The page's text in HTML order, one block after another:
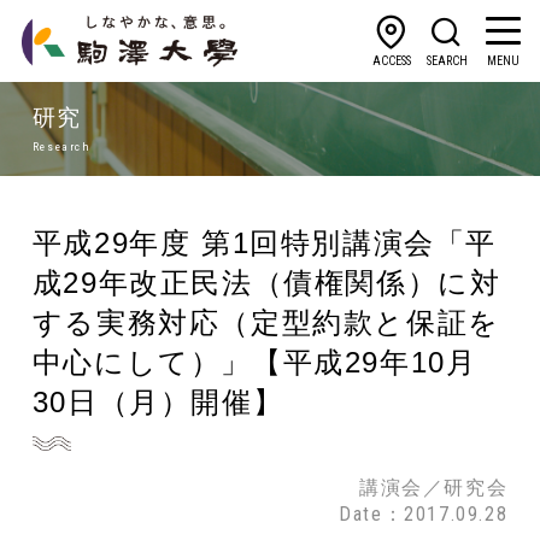
ACCESS SEARCH MENU
研究
Research
平成29年度 第1回特別講演会「平
成29年改正民法（債権関係）に対
する実務対応（定型約款と保証を
中心にして）」【平成29年10月
30日（月）開催】
講演会／研究会
Date：2017.09.28